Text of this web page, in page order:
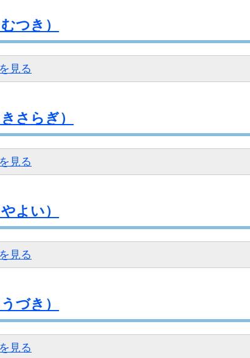
つき）
見る
さらぎ）
見る
よい）
見る
づき）
見る